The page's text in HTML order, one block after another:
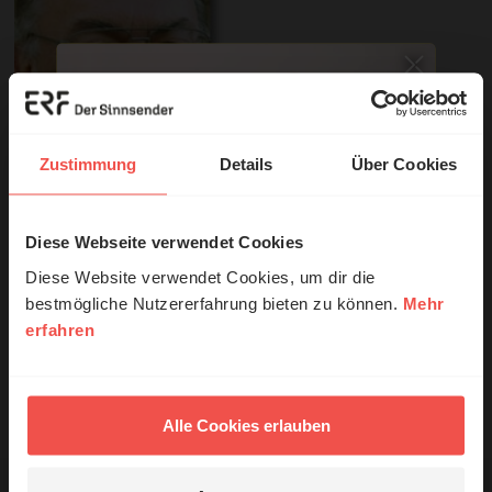
Zustimmung Details Über Cookies
Diese Webseite verwendet Cookies
Diese Website verwendet Cookies, um dir die
bestmögliche Nutzererfahrung bieten zu können. Mehr
erfahren
Alle Cookies erlauben
Sie möchten noch tiefer in die Bibel eintauchen? Wir
empfehlen unsere Sendereihe:
© Ruth Schneider / ERF